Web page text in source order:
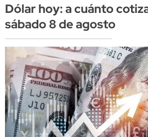
Dólar hoy: a cuánto
sábado 8 de agosto